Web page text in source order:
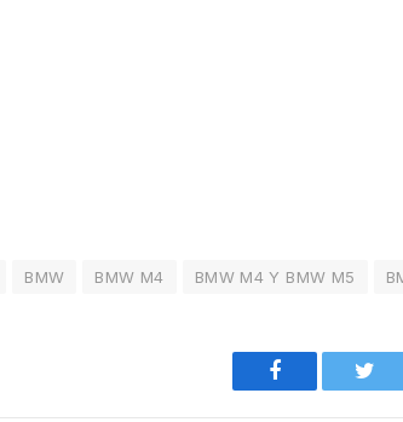
BMW BMW M4 BMW M4 Y BMW M5
Facebook